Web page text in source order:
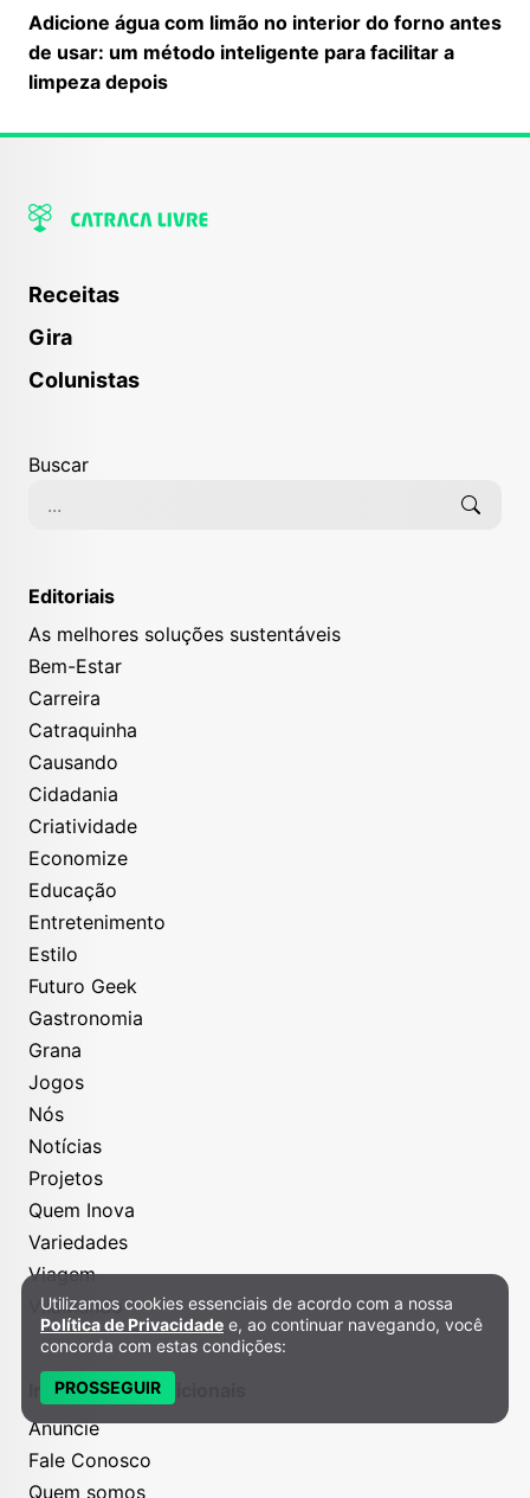
Adicione água com limão no interior do forno antes
de usar: um método inteligente para facilitar a
limpeza depois
Receitas
Gira
Colunistas
Buscar
Editoriais
As melhores soluções sustentáveis
Bem-Estar
Carreira
Catraquinha
Causando
Cidadania
Criatividade
Economize
Educação
Entretenimento
Estilo
Futuro Geek
Gastronomia
Grana
Jogos
Nós
Notícias
Projetos
Quem Inova
Variedades
Viagem
VilaMundo
Informações Adicionais
Anuncie
Fale Conosco
Quem somos
Política de Privacidade e Cookies
Utilizamos cookies essenciais de acordo com a nossa
Política de Privacidade e, ao continuar navegando, você
concorda com estas condições:
PROSSEGUIR